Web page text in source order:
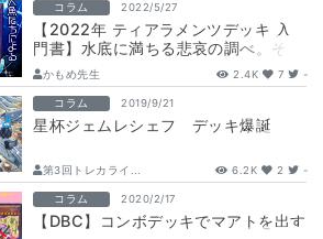
コラム 2022/5/27
【2022年 ティアラメンツデッキ 入
門書】水底に満ちる悲哀の調べ。それ
は人魚たちの切ない物語。
かもめ先生 2.4K 7 -
コラム 2019/9/21
星杯ジェムレシェフ デッキ爆誕
第3回トレカライ... 6.2K 2 -
コラム 2020/2/17
【DBC】コンボデッキでマアトを出す